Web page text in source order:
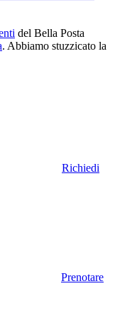
del Bella Posta
. Abbiamo stuzzicato la
Richiedi
Prenotare